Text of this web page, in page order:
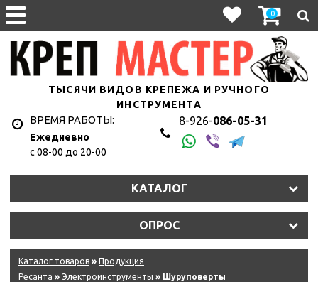
0
ТЫСЯЧИ ВИДОВ КРЕПЕЖА И РУЧНОГО
ИНСТРУМЕНТА
ВРЕМЯ РАБОТЫ:
Ежедневно
с 08-00 до 20-00
8-926-086-05-31
КАТАЛОГ
ОПРОС
Каталог товаров » Продукция
Ресанта » Электроинструменты » Шуруповерты